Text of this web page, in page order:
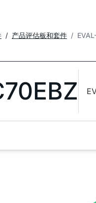
产品评估板和套件